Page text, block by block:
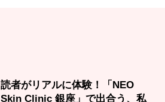
読者がリアルに体験！「NEO
Skin Clinic 銀座」で出合う、私